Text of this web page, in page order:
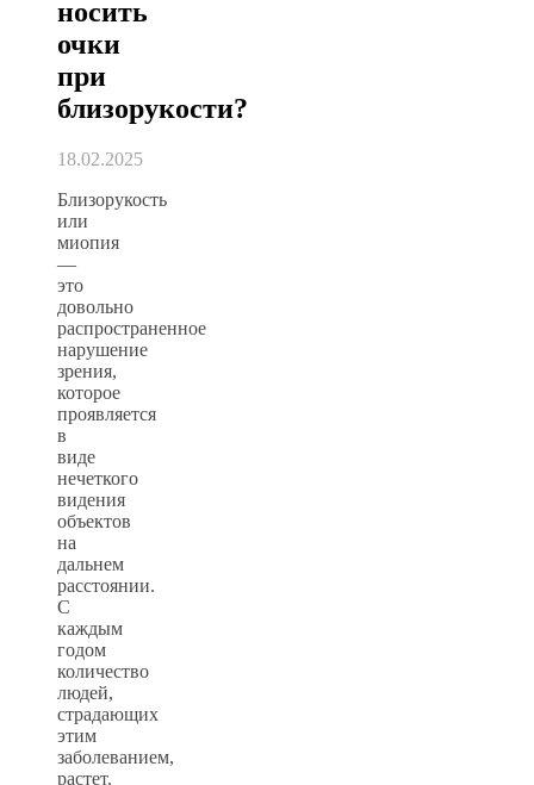
носить
очки
при
близорукости?
18.02.2025
Близорукость
или
миопия
—
это
довольно
распространенное
нарушение
зрения,
которое
проявляется
в
виде
нечеткого
видения
объектов
на
дальнем
расстоянии.
С
каждым
годом
количество
людей,
страдающих
этим
заболеванием,
растет.